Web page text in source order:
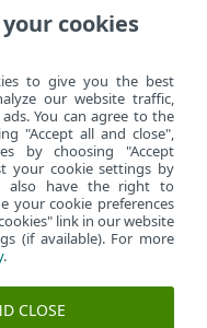
>ESET
nastavitve
cookies
to give you the best
our website traffic,
You can agree to the
"Accept all and close",
by choosing "Accept
your cookie settings by
also have the right to
your cookie preferences
link in our website
(if available). For more
.
CLOSE